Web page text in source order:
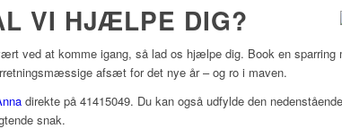
VI HJÆLPE DIG?
ved at komme igang, så lad os hjælpe dig. Book en sparring
afsæt for det nye år – og ro i maven.
direkte på 41415049. Du kan også udfylde den
snak.